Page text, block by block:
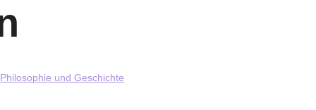
Philosophie und Geschichte